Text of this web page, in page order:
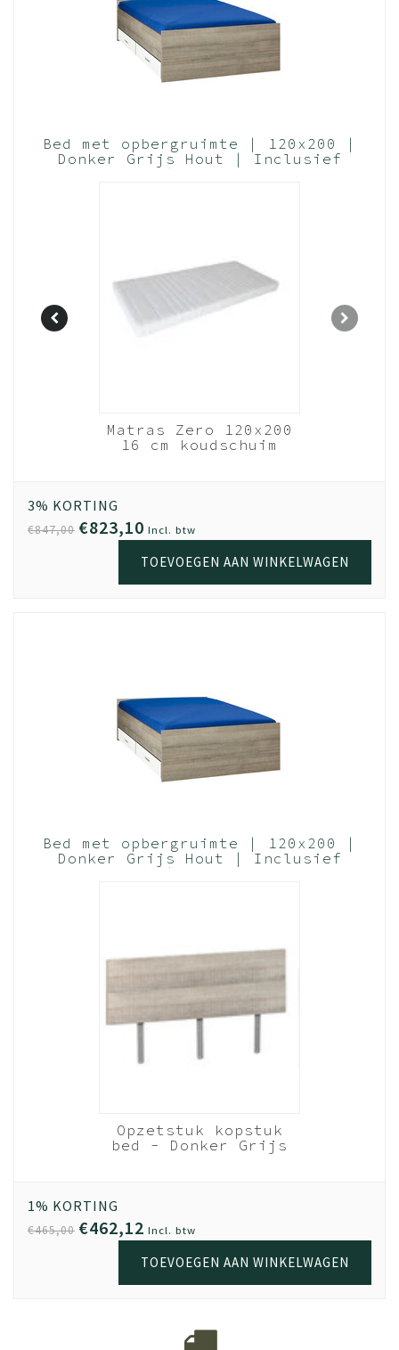
Bed met opbergruimte | 120x200 |
Donker Grijs Hout | Inclusief
witte lades | 2 stuks 83cm diep
Matras Zero 120x200
16 cm koudschuim
3% KORTING
€847,00 €823,10 Incl. btw
TOEVOEGEN AAN WINKELWAGEN
Bed met opbergruimte | 120x200 |
Donker Grijs Hout | Inclusief
witte lades | 2 stuks 83cm diep
Opzetstuk kopstuk
bed - Donker Grijs
120cm breed
1% KORTING
€465,00 €462,12 Incl. btw
TOEVOEGEN AAN WINKELWAGEN